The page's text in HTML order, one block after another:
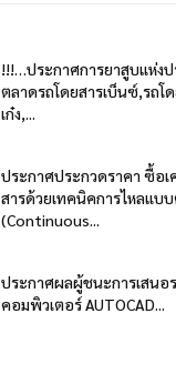
!!!…ประกาศการยาสูบแห่ง
ตลาดรถโดยสารเบ็นซ์,รถ
เก๋ง,...
ประกาศประกวดราคา ซื้อเ
สารด้วยเทคนิคการไหลแบ
(Continuous...
ประกาศผลผู้ชนะการเสนอ
คอมพิวเตอร์ AUTOCAD...